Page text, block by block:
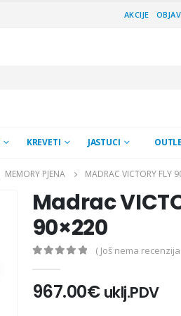
AKCIJE
KREVETI JASTUCI
MEMORY PJENA MADRAC VICTORY FLY
Madrac
90×220
( Još nema
967.00€ uklj.PDV